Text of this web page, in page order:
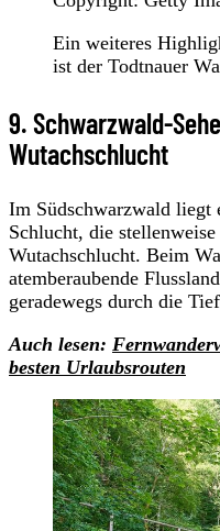
Ein weiteres
ist der Todtnauer
9. Schwarzwald-
Wutachschlucht
Im Südschwarzwald liegt
Schlucht, die
Wutachschlucht. Beim
atemberaubende
geradewegs durch die
Auch lesen:
besten Urlaubsrouten